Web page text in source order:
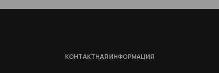
КОНТАКТНАЯ ИНФОРМАЦИЯ